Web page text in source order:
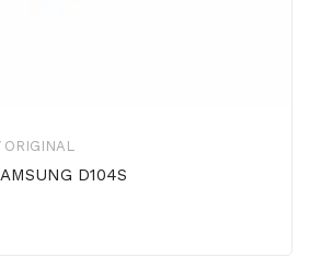
ORIGINAL
D104S